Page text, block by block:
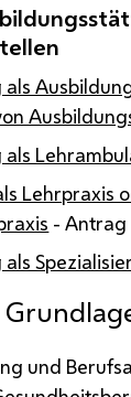
Lehrpraxis
- Antrag
und